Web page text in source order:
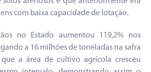
com baixa capacidade de lotação.
no Estado aumentou 119,2% nos
a 16 milhões de toneladas na safra
a área de cultivo agrícola cresceu